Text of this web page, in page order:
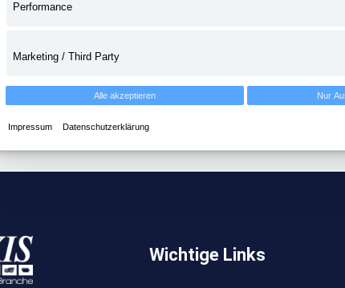
Performance
Marketing / Third Party
Alle akzeptieren Nur
Impressum Datenschutzerklärung
Wichtige Links